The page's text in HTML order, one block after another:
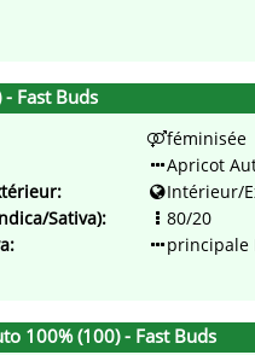
Fast Buds
féminisée
Apricot
Intérieur/
Sativa):
80/20
principale
100% (100) - Fast Buds